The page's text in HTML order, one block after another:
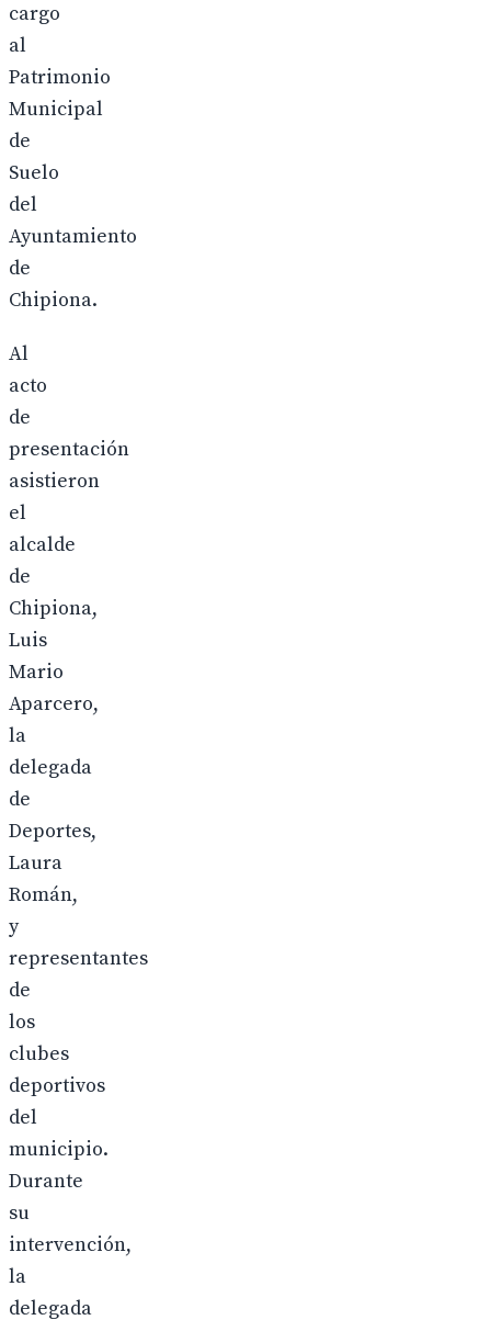
cargo
al
Patrimonio
Municipal
de
Suelo
del
Ayuntamiento
de
Chipiona.
Al
acto
de
presentación
asistieron
el
alcalde
de
Chipiona,
Luis
Mario
Aparcero,
la
delegada
de
Deportes,
Laura
Román,
y
representantes
de
los
clubes
deportivos
del
municipio.
Durante
su
intervención,
la
delegada